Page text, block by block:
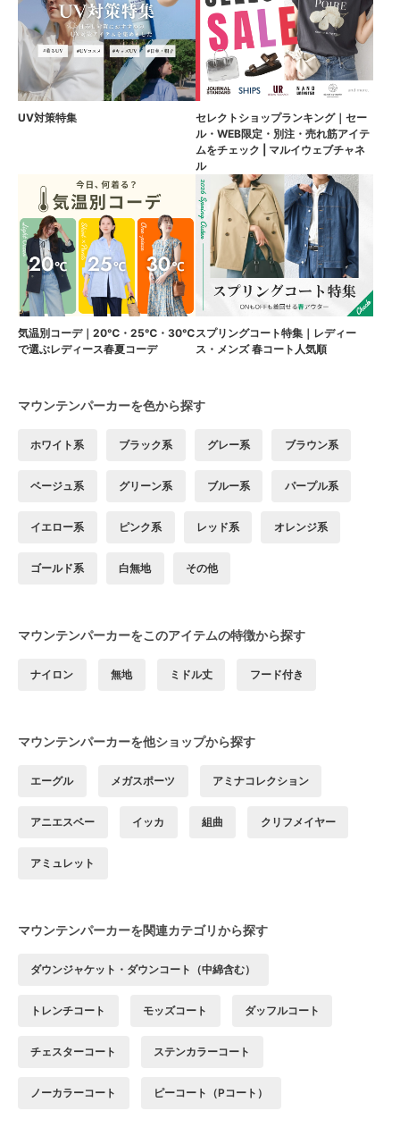
UV対策特集
セレクトショップランキング｜セー
ル・WEB限定・別注・売れ筋アイテ
ムをチェック | マルイウェブチャネ
ル
気温別コーデ｜20℃・25℃・30℃
で選ぶレディース春夏コーデ
スプリングコート特集｜レディー
ス・メンズ 春コート人気順
マウンテンパーカーを色から探す
ホワイト系 ブラック系 グレー系 ブラウン系
ベージュ系 グリーン系 ブルー系 パープル系
イエロー系 ピンク系 レッド系 オレンジ系
ゴールド系 白無地 その他
マウンテンパーカーをこのアイテムの特徴から探す
ナイロン 無地 ミドル丈 フード付き
マウンテンパーカーを他ショップから探す
エーグル メガスポーツ アミナコレクション
アニエスベー イッカ 組曲 クリフメイヤー
アミュレット
マウンテンパーカーを関連カテゴリから探す
ダウンジャケット・ダウンコート（中綿含む）
トレンチコート モッズコート ダッフルコート
チェスターコート ステンカラーコート
ノーカラーコート ピーコート（Pコート）